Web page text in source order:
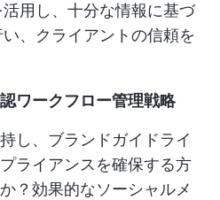
用し、十分な情報に基づ
、クライアントの信頼を
ワークフロー管理戦略
し、ブランドガイドライ
ライアンスを確保する方
？効果的なソーシャルメ